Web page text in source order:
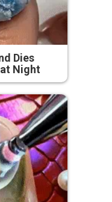
Dies
Night